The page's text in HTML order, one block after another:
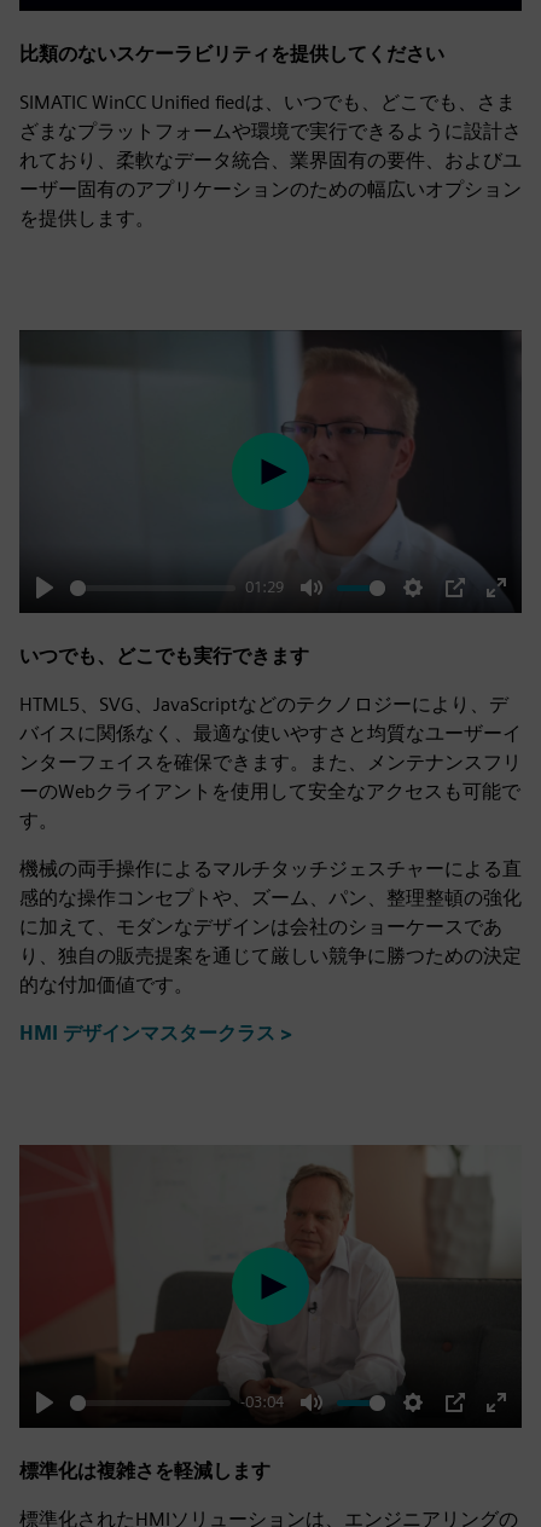
Play Mute Settings
PIP
Enter
比類のないスケーラビリティを提供してください
SIMATIC WinCC Unified fiedは、いつでも、どこでも、さま
ざまなプラットフォームや環境で実行できるように設計さ
れており、柔軟なデータ統合、業界固有の要件、およびユ
ーザー固有のアプリケーションのための幅広いオプション
を提供します。
Play
01:29
Mute Settings
PIP
Enter
Play
いつでも、どこでも実行できます
HTML5、SVG、JavaScriptなどのテクノロジーにより、デ
バイスに関係なく、最適な使いやすさと均質なユーザーイ
ンターフェイスを確保できます。また、メンテナンスフリ
ーのWebクライアントを使用して安全なアクセスも可能で
す。
機械の両手操作によるマルチタッチジェスチャーによる直
感的な操作コンセプトや、ズーム、パン、整理整頓の強化
に加えて、モダンなデザインは会社のショーケースであ
り、独自の販売提案を通じて厳しい競争に勝つための決定
的な付加価値です。
HMI デザインマスタークラス >
Play
-03:04
Mute Settings
PIP
Enter
Play
標準化は複雑さを軽減します
標準化されたHMIソリューションは、エンジニアリングの